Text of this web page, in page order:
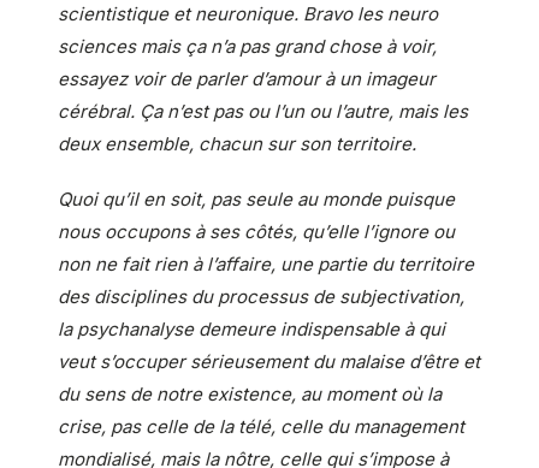
scientistique et neuronique. Bravo les neuro
sciences mais ça n’a pas grand chose à voir,
essayez voir de parler d’amour à un imageur
cérébral. Ça n’est pas ou l’un ou l’autre, mais les
deux ensemble, chacun sur son territoire.
Quoi qu’il en soit, pas seule au monde puisque
nous occupons à ses côtés, qu’elle l’ignore ou
non ne fait rien à l’affaire, une partie du territoire
des disciplines du processus de subjectivation,
la psychanalyse demeure indispensable à qui
veut s’occuper sérieusement du malaise d’être et
du sens de notre existence, au moment où la
crise, pas celle de la télé, celle du management
mondialisé, mais la nôtre, celle qui s’impose à